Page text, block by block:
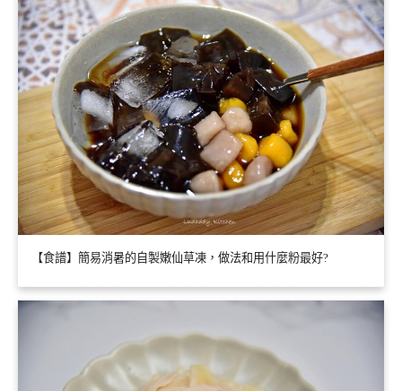
【食譜】簡易消暑的自製嫩仙草凍，做法和用什麼粉最好?